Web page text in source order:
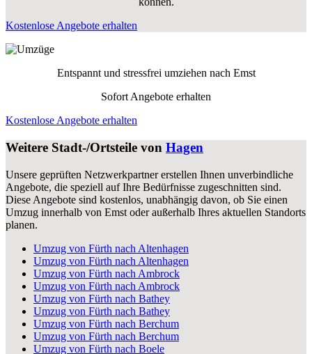
Kostenlose Angebote erhalten
Entspannt und stressfrei umziehen nach Emst
Sofort Angebote erhalten
Kostenlose Angebote erhalten
Weitere Stadt-/Ortsteile von Hagen
Unsere geprüften Netzwerkpartner erstellen Ihnen unverbindliche
Angebote, die speziell auf Ihre Bedürfnisse zugeschnitten sind.
Diese Angebote sind kostenlos, unabhängig davon, ob Sie einen
Umzug innerhalb von Emst oder außerhalb Ihres aktuellen Standorts
planen.
Umzug von Fürth nach Altenhagen
Umzug von Fürth nach Altenhagen
Umzug von Fürth nach Ambrock
Umzug von Fürth nach Ambrock
Umzug von Fürth nach Bathey
Umzug von Fürth nach Bathey
Umzug von Fürth nach Berchum
Umzug von Fürth nach Berchum
Umzug von Fürth nach Boele